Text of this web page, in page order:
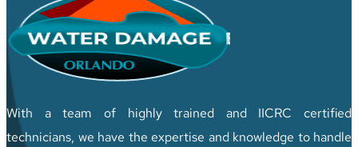
With a team of highly trained and IICRC certified
technicians, we have the expertise and knowledge to handle